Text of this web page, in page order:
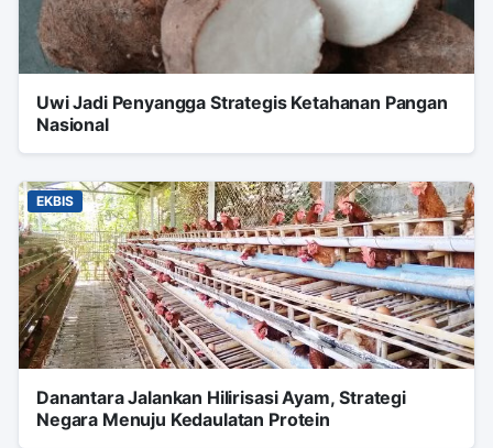
Uwi Jadi Penyangga Strategis Ketahanan Pangan
Nasional
EKBIS
Danantara Jalankan Hilirisasi Ayam, Strategi
Negara Menuju Kedaulatan Protein